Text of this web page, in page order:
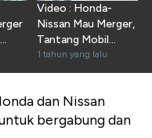
Video : Honda-
Nissan Mau Merger,
Tantang Mobil
China?
1 tahun yang lalu
dan Nissan
bergabung dan